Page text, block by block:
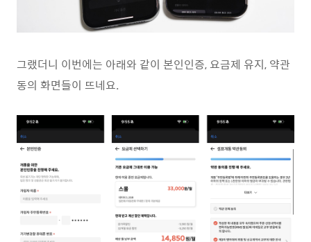
그랬더니 이번에는 아래와 같이 본인인증, 요금제 유지, 약관
동의 화면들이 뜨네요.